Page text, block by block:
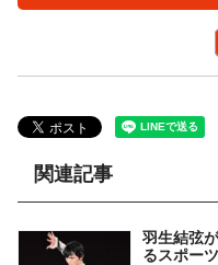
関連記事
羽生結弦
るスポー